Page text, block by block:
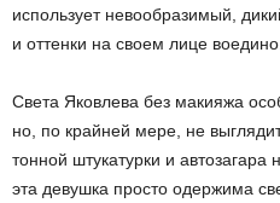
использует невообразимый,
и оттенки на своем лице воедино.
Света Яковлева без макияжа
но, по крайней мере, не
тонной штукатурки и автозагара
эта девушка просто одержима